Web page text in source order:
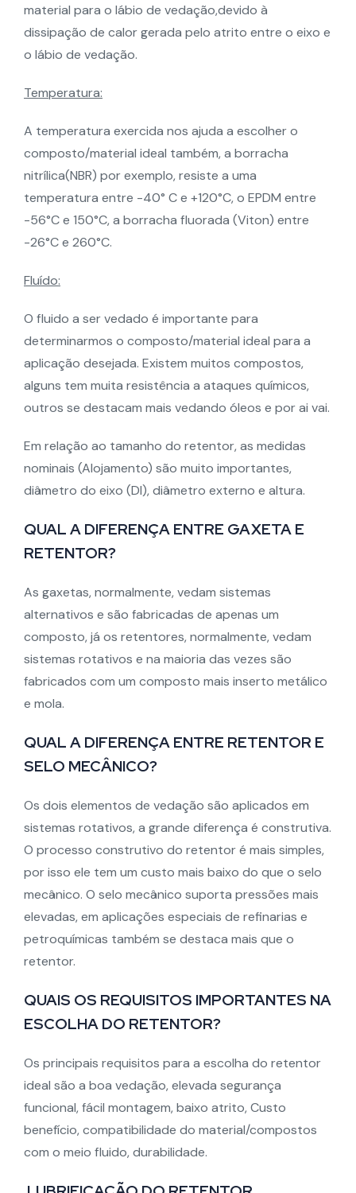
material para o lábio de vedação,devido à
dissipação de calor gerada pelo atrito entre o eixo e
o lábio de vedação.
Temperatura:
A temperatura exercida nos ajuda a escolher o
composto/material ideal também, a borracha
nitrílica(NBR) por exemplo, resiste a uma
temperatura entre -40° C e +120°C, o EPDM entre
-56°C e 150°C, a borracha fluorada (Viton) entre
-26°C e 260°C.
Fluído:
O fluido a ser vedado é importante para
determinarmos o composto/material ideal para a
aplicação desejada. Existem muitos compostos,
alguns tem muita resistência a ataques químicos,
outros se destacam mais vedando óleos e por ai vai.
Em relação ao tamanho do retentor, as medidas
nominais (Alojamento) são muito importantes,
diâmetro do eixo (DI), diâmetro externo e altura.
QUAL A DIFERENÇA ENTRE GAXETA E
RETENTOR?
As gaxetas, normalmente, vedam sistemas
alternativos e são fabricadas de apenas um
composto, já os retentores, normalmente, vedam
sistemas rotativos e na maioria das vezes são
fabricados com um composto mais inserto metálico
e mola.
QUAL A DIFERENÇA ENTRE RETENTOR E
SELO MECÂNICO?
Os dois elementos de vedação são aplicados em
sistemas rotativos, a grande diferença é construtiva.
O processo construtivo do retentor é mais simples,
por isso ele tem um custo mais baixo do que o selo
mecânico. O selo mecânico suporta pressões mais
elevadas, em aplicações especiais de refinarias e
petroquímicas também se destaca mais que o
retentor.
QUAIS OS REQUISITOS IMPORTANTES NA
ESCOLHA DO RETENTOR?
Os principais requisitos para a escolha do retentor
ideal são a boa vedação, elevada segurança
funcional, fácil montagem, baixo atrito, Custo
benefício, compatibilidade do material/compostos
com o meio fluido, durabilidade.